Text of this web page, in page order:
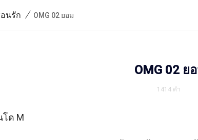
นรัก / OMG 02 ยอม
OMG 02 ย
1414 คำ
ด M